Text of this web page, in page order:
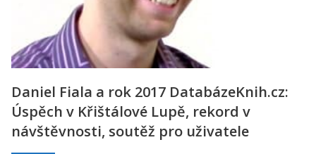
Daniel Fiala a rok 2017 DatabázeKnih.cz:
Úspěch v Křištálové Lupě, rekord v
návštěvnosti, soutěž pro uživatele